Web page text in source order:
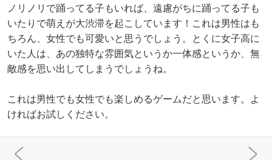
ノリノリで踊ってる子もいれば、遠慮がちに踊ってる子も
いたりで萌えが大渋滞を起こしています！これは男性はも
ちろん、女性でも可愛いと思うでしょう。とくに女子高に
いた人は、あの独特な雰囲気というか一体感というか、無
敵感を思い出してしまうでしょうね。
これは男性でも女性でも楽しめるゲームだと思います。よ
ければお試しください。